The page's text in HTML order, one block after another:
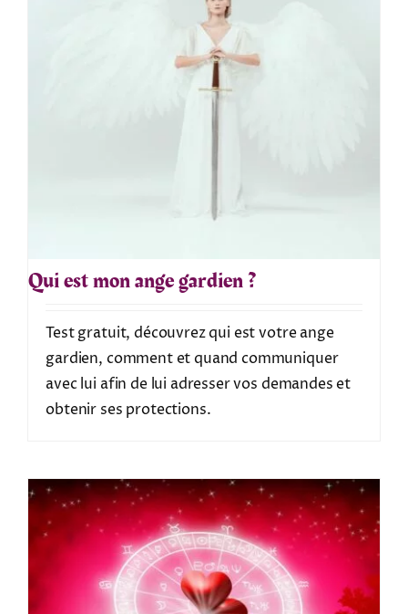
Qui est mon ange gardien ?
Test gratuit, découvrez qui est votre ange
gardien, comment et quand communiquer
avec lui afin de lui adresser vos demandes et
obtenir ses protections.